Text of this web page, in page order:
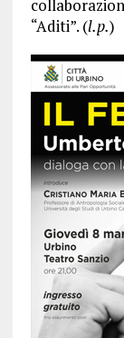
“Aditi”. (l.p.)